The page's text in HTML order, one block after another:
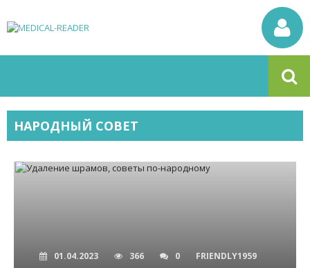
НАРОДНЫЙ СОВЕТ
01.04.2023 366 0 FRIENDLY1959